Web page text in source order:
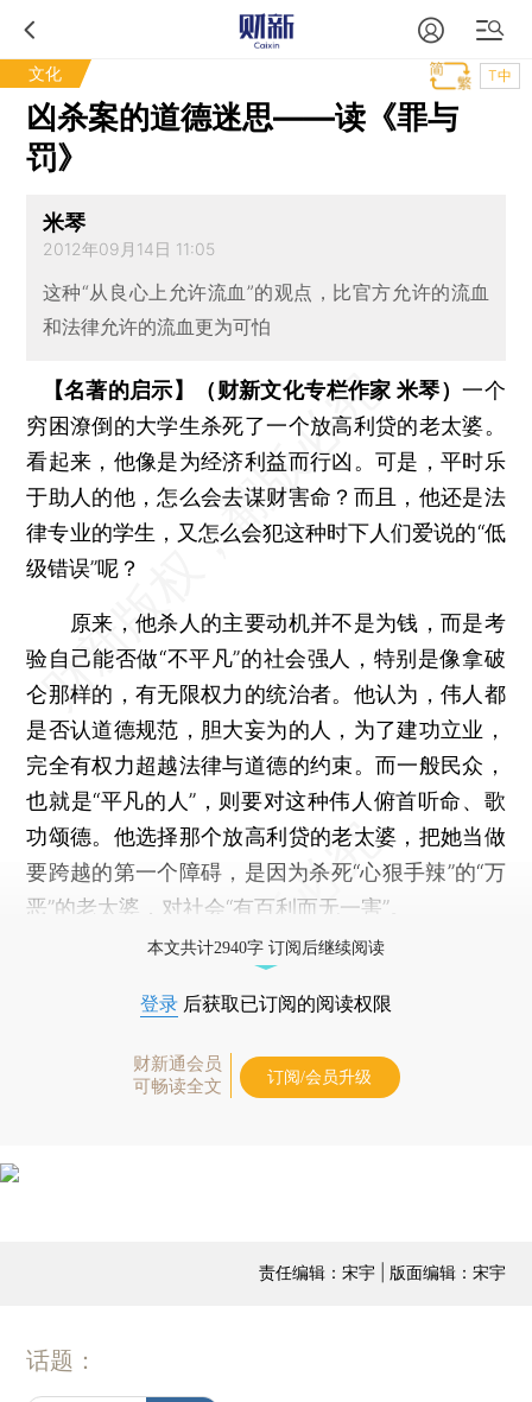
文化 T中
凶杀案的道德迷思——读《罪与
罚》
米琴
2012年09月14日 11:05
这种“从良心上允许流血”的观点，比官方允许的流血
和法律允许的流血更为可怕
【名著的启示】（财新文化专栏作家 米琴）一个
穷困潦倒的大学生杀死了一个放高利贷的老太婆。
看起来，他像是为经济利益而行凶。可是，平时乐
于助人的他，怎么会去谋财害命？而且，他还是法
律专业的学生，又怎么会犯这种时下人们爱说的“低
级错误”呢？
原来，他杀人的主要动机并不是为钱，而是考
验自己能否做“不平凡”的社会强人，特别是像拿破
仑那样的，有无限权力的统治者。他认为，伟人都
是否认道德规范，胆大妄为的人，为了建功立业，
完全有权力超越法律与道德的约束。而一般民众，
也就是“平凡的人”，则要对这种伟人俯首听命、歌
功颂德。他选择那个放高利贷的老太婆，把她当做
要跨越的第一个障碍，是因为杀死“心狠手辣”的“万
恶”的老太婆，对社会“有百利而无一害”。
本文共计2940字 订阅后继续阅读
登录 后获取已订阅的阅读权限
财新通会员
可畅读全文
订阅/会员升级
责任编辑：宋宇 | 版面编辑：宋宇
话题：